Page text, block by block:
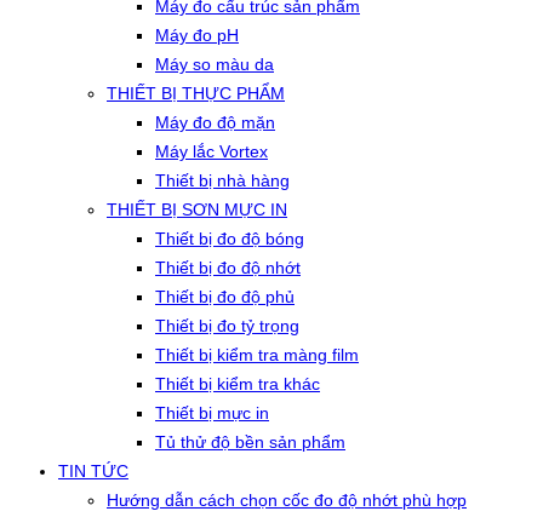
Máy đo cấu trúc sản phẩm
Máy đo pH
Máy so màu da
THIẾT BỊ THỰC PHẨM
Máy đo độ mặn
Máy lắc Vortex
Thiết bị nhà hàng
THIẾT BỊ SƠN MỰC IN
Thiết bị đo độ bóng
Thiết bị đo độ nhớt
Thiết bị đo độ phủ
Thiết bị đo tỷ trọng
Thiết bị kiểm tra màng film
Thiết bị kiểm tra khác
Thiết bị mực in
Tủ thử độ bền sản phẩm
TIN TỨC
Hướng dẫn cách chọn cốc đo độ nhớt phù hợp